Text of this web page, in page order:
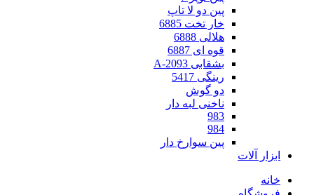
پین دو لا تاپ
خار تخت 6885
هلالی 6888
قوه ای 6887
بشقابی 2093-A
رینگی 5417
دو گوش
ناخنی لبه دار
983
984
پین سوارخ دار
ابزار آلات
خانه